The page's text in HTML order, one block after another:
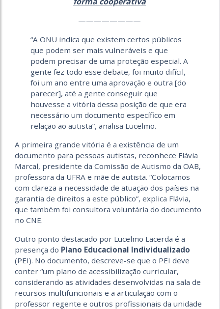
————————
“A ONU indica que existem certos públicos
que podem ser mais vulneráveis e que
podem precisar de uma proteção especial. A
gente fez todo esse debate, foi muito difícil,
foi um ano entre uma aprovação e outra [do
parecer], até a gente conseguir que
houvesse a vitória dessa posição de que era
necessário um documento específico em
relação ao autista”, analisa Lucelmo.
A primeira grande vitória é a existência de um
documento para pessoas autistas, reconhece Flávia
Marcal, presidente da Comissão de Autismo da OAB,
professora da UFRA e mãe de autista. “Colocamos
com clareza a necessidade de atuação dos países na
garantia de direitos a este público”, explica Flávia,
que também foi consultora voluntária do documento
no CNE.
Outro ponto destacado por Lucelmo Lacerda é a
presença do Plano Educacional Individualizado
(PEI). No documento, descreve-se que o PEI deve
conter “um plano de acessibilização curricular,
considerando as atividades desenvolvidas na sala de
recursos multifuncionais e a articulação com o
professor regente e outros profissionais da unidade